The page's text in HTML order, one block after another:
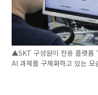
▲SKT 구성원이 전용 플랫폼
AI 과제를 구체화하고 있는